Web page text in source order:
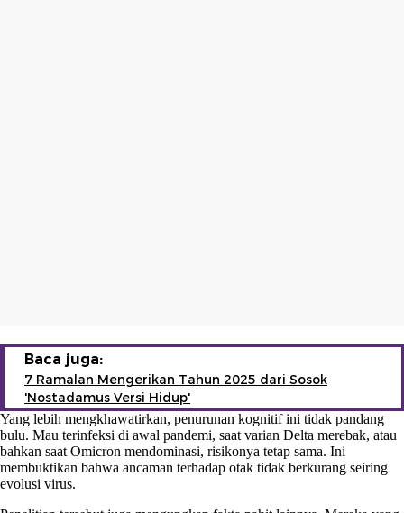
Baca juga:
7 Ramalan Mengerikan Tahun 2025 dari Sosok
'Nostadamus Versi Hidup'
Yang lebih mengkhawatirkan, penurunan kognitif ini tidak pandang
bulu. Mau terinfeksi di awal pandemi, saat varian Delta merebak, atau
bahkan saat Omicron mendominasi, risikonya tetap sama. Ini
membuktikan bahwa ancaman terhadap otak tidak berkurang seiring
evolusi virus.